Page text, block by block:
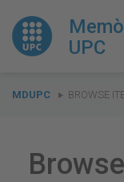
UPC
You
MDUPC BROWSE